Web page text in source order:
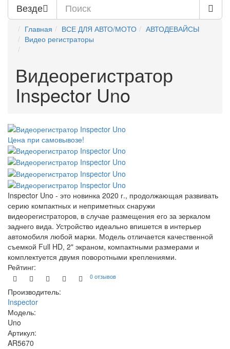
Везде
Главная ВСЕ ДЛЯ АВТО/МОТО
АВТОДЕВАЙСЫ
Видео регистраторы
Видеорегистратор
Inspector Uno
Цена при самовывозе!
Inspector Uno - это новинка 2020 г., продолжающая развивать
серию компактных и неприметных снаружи
видеорегистраторов, в случае размещения его за зеркалом
заднего вида. Устройство идеально впишется в интерьер
автомобиля любой марки. Модель отличается качественной
съемкой Full HD, 2" экраном, компактными размерами и
комплектуется двумя поворотными креплениями.
Рейтинг:
0 отзывов
Производитель:
Inspector
Модель:
Uno
Артикул:
AR5670